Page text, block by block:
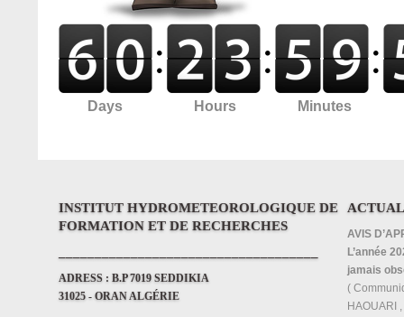
: : :
Days Hours Minutes
INSTITUT HYDROMETEOROLOGIQUE DE
FORMATION ET DE RECHERCHES
ADRESS : B.P 7019 SEDDIKIA
31025 - ORAN ALGÉRIE
AVIS
L’année
jamais
(
HAOUARI